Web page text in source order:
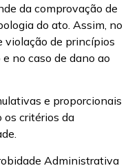
da comprovação de
do ato. Assim, no
violação de princípios
no caso de dano ao
e proporcionais
os critérios da
Administrativa